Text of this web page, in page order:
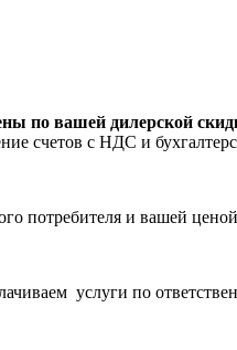
по вашей дилерской
счетов с НДС и
потребителя и вашей
услуги по